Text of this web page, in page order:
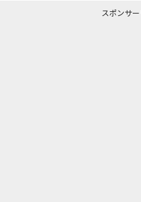
スポンサ